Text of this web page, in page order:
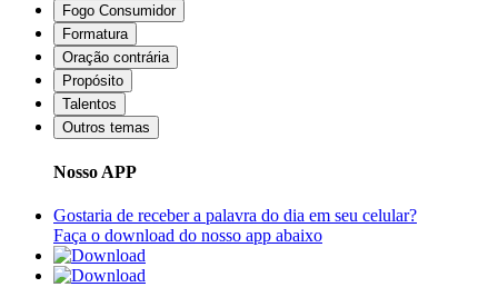
Fogo Consumidor
Formatura
Oração contrária
Propósito
Talentos
Outros temas
Nosso APP
Gostaria de receber a palavra do dia em seu celular?
Faça o download do nosso app abaixo